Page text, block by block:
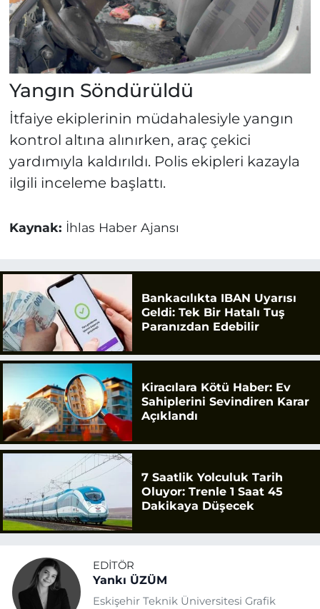
Yangın Söndürüldü
İtfaiye ekiplerinin müdahalesiyle yangın
kontrol altına alınırken, araç çekici
yardımıyla kaldırıldı. Polis ekipleri kazayla
ilgili inceleme başlattı.
Kaynak: İhlas Haber Ajansı
Bankacılıkta IBAN Uyarısı
Geldi: Tek Bir Hatalı Tuş
Paranızdan Edebilir
Kiracılara Kötü Haber: Ev
Sahiplerini Sevindiren Karar
Açıklandı
7 Saatlik Yolculuk Tarih
Oluyor: Trenle 1 Saat 45
Dakikaya Düşecek
EDITÖR
Yankı ÜZÜM
Eskişehir Teknik Üniversitesi Grafik